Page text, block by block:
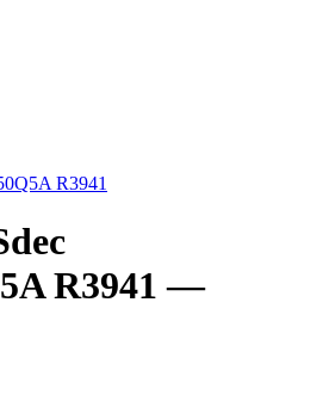
R3941
R3941 —